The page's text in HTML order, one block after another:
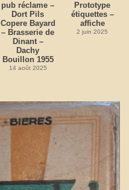
pub réclame –
Dort Pils
Copere Bayard
– Brasserie de
Dinant –
Dachy
Bouillon 1955
14 août 2025
Prototype
étiquettes –
affiche
2 juin 2025